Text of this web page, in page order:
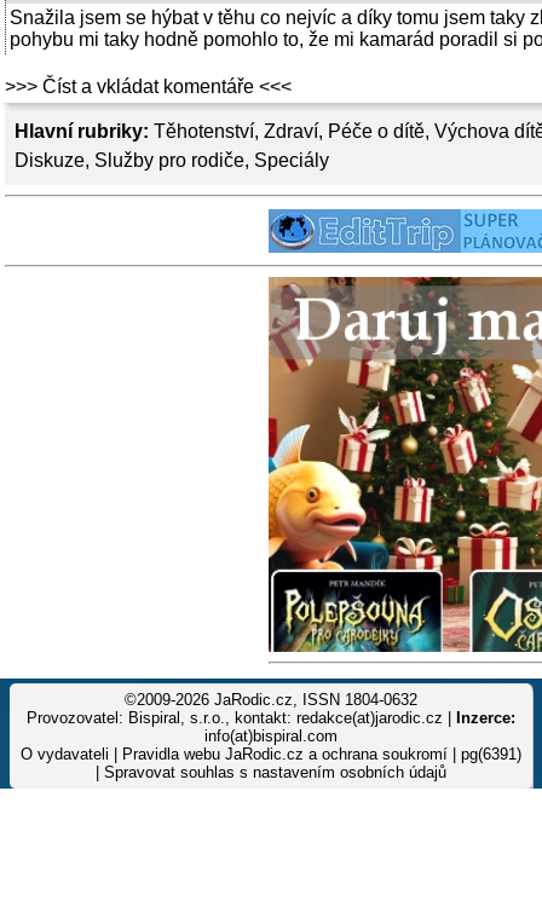
Hlavní rubriky: Těhotenství, Zdraví, Péče o dítě, Výchova
Diskuze, Služby pro rodiče, Speciály
Snažila jsem se hýbat v těhu co nejvíc a díky tomu jsem taky
pohybu mi taky hodně pomohlo to, že mi kamarád poradil si
>>> Číst a vkládat komentáře <<<
©2009-2026 JaRodic.cz, ISSN 1804-0632
Provozovatel: Bispiral, s.r.o., kontakt: redakce(at)jarodic.cz |
Inzerce:
info(at)bispiral.com
O vydavateli
Pravidla webu JaRodic.cz a ochrana soukromí | pg(6391)
Spravovat souhlas s nastavením osobních údajů